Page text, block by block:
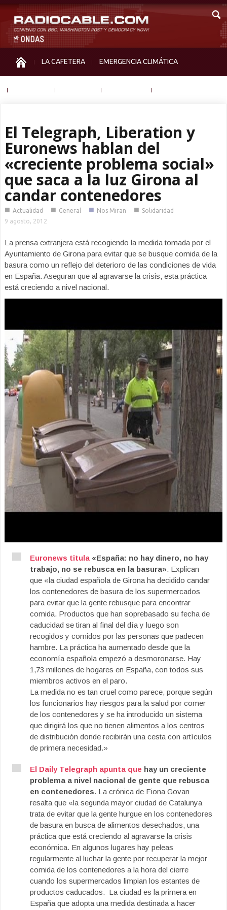
LA CAFETERA EMERGENCIA CLIMÁTICA
El Telegraph, Liberation y
Euronews hablan del
«creciente problema social»
que saca a la luz Girona al
candar contenedores
■ Actualidad ■ General ■ Nos Miran ■ Solidaridad
9 agosto, 2012
La prensa extranjera está recogiendo la medida tomada por el
Ayuntamiento de Girona para evitar que se busque comida de la
basura como un reflejo del deterioro de las condiciones de vida
en España. Aseguran que al agravarse la crisis, esta práctica
está creciendo a nivel nacional.
Euronews titula «España: no hay dinero, no hay
trabajo, no se rebusca en la basura». Explican
que «la ciudad española de Girona ha decidido candar
los contenedores de basura de los supermercados
para evitar que la gente rebusque para encontrar
comida. Productos que han soprebasado su fecha de
caducidad se tiran al final del día y luego son
recogidos y comidos por las personas que padecen
hambre. La práctica ha aumentado desde que la
economía española empezó a desmoronarse. Hay
1,73 millones de hogares en España, con todos sus
miembros activos en el paro.
La medida no es tan cruel como parece, porque según
los funcionarios hay riesgos para la salud por comer
de los contenedores y se ha introducido un sistema
que dirigirá los que no tienen alimentos a los centros
de distribución donde recibirán una cesta con artículos
de primera necesidad.»
El Daily Telegraph apunta que hay un creciente
problema a nivel nacional de gente que rebusca
en contenedores. La crónica de Fiona Govan
resalta que «la segunda mayor ciudad de Catalunya
trata de evitar que la gente hurgue en los contenedores
de basura en busca de alimentos desechados, una
práctica que está creciendo al agravarse la crisis
económica. En algunos lugares hay peleas
regularmente al luchar la gente por recuperar la mejor
comida de los contenedores a la hora del cierre
cuando los supermercados limpian los estantes de
productos caducados. La ciudad es la primera en
España que adopta una medida destinada a hacer